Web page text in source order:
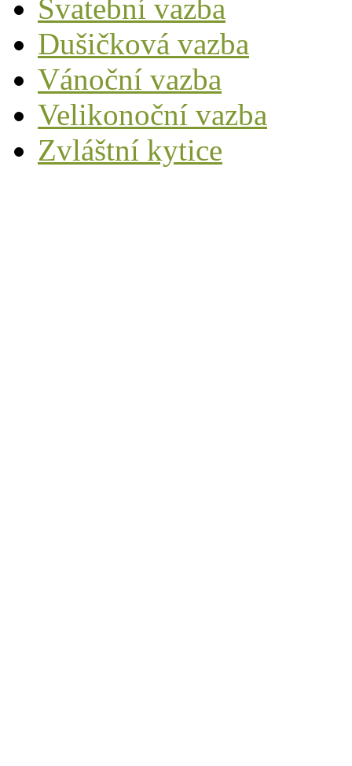
Svatební vazba
Dušičková vazba
Vánoční vazba
Velikonoční vazba
Zvláštní kytice